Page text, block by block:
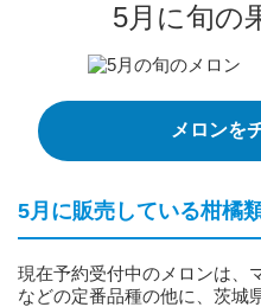
5月に旬の
メロンを
5月に販売している柑橘
現在予約受付中のメロンは、
などの定番品種の他に、茨城